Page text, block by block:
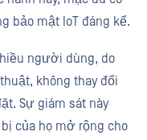
bảo mật IoT đáng kể.
người dùng, do
không thay đổi
Sự giám sát này
của họ mở rộng cho